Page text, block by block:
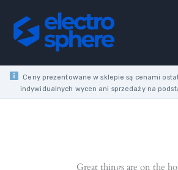
content
Ceny prezentowane w sklepie są cenami
indywidualnych wycen ani sprzedaży na
Great things are on the
WITH
SHUTTERS
SCREW